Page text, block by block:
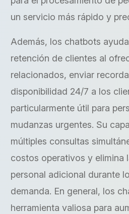
un servicio más rápido y
Además, los chatbots
retención de clientes al
relacionados, enviar
disponibilidad 24/7 a los
particularmente útil para
mudanzas urgentes. Su
múltiples consultas
costos operativos y elimina
personal adicional durante
demanda. En general, los
herramienta valiosa para